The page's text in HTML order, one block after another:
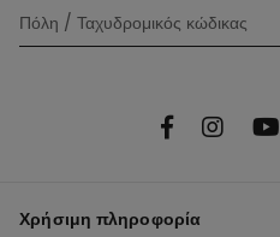
Χρήσιμη πληροφορία